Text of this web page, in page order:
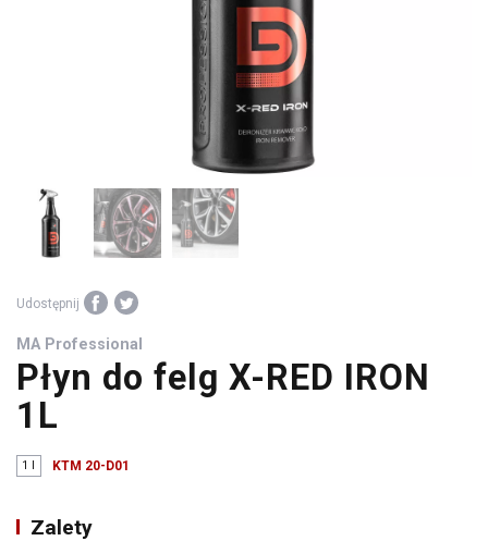
warsztatowe
Udostępnij
MA Professional
Płyn do felg X-RED IRON
1L
1 l KTM 20-D01
Zalety